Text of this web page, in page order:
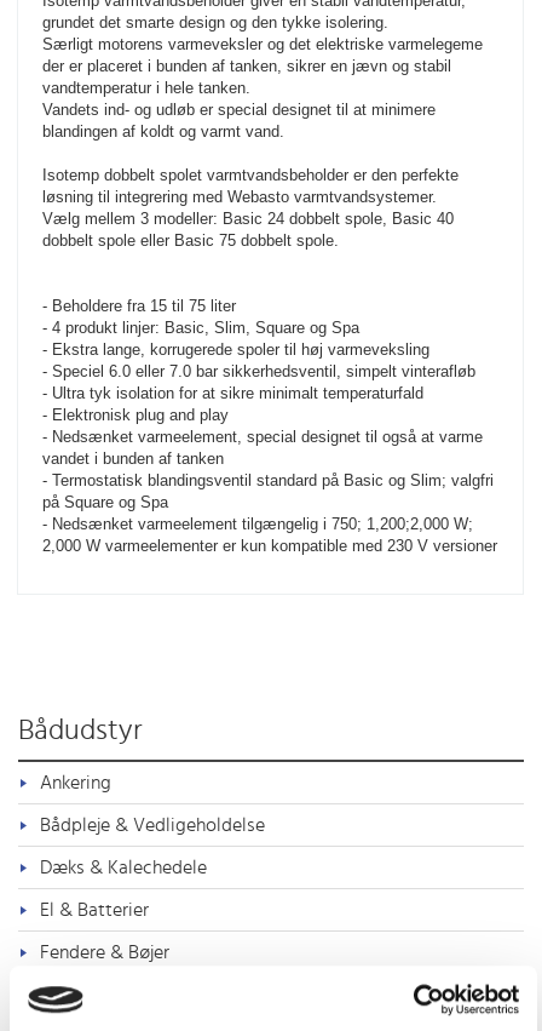
grundet det smarte design og den tykke isolering.
Særligt motorens varmeveksler og det elektriske varmelegeme
der er placeret i bunden af tanken, sikrer en jævn og stabil
vandtemperatur i hele tanken.
Vandets ind- og udløb er special designet til at minimere
blandingen af koldt og varmt vand.
Isotemp dobbelt spolet varmtvandsbeholder er den perfekte
løsning til integrering med Webasto varmtvandsystemer.
Vælg mellem 3 modeller: Basic 24 dobbelt spole, Basic 40
dobbelt spole eller Basic 75 dobbelt spole.
- Beholdere fra 15 til 75 liter
- 4 produkt linjer: Basic, Slim, Square og Spa
- Ekstra lange, korrugerede spoler til høj varmeveksling
- Speciel 6.0 eller 7.0 bar sikkerhedsventil, simpelt vinterafløb
- Ultra tyk isolation for at sikre minimalt temperaturfald
- Elektronisk plug and play
- Nedsænket varmeelement, special designet til også at varme
vandet i bunden af tanken
- Termostatisk blandingsventil standard på Basic og Slim; valgfri
på Square og Spa
- Nedsænket varmeelement tilgængelig i 750; 1,200;2,000 W;
2,000 W varmeelementer er kun kompatible med 230 V versioner
Bådudstyr
Ankering
Bådpleje & Vedligeholdelse
Dæks & Kalechedele
El & Batterier
Fendere & Bøjer
Flag, Årer & Bådshager